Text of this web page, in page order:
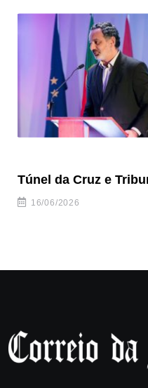
Túnel da Cruz e
16/06/2026